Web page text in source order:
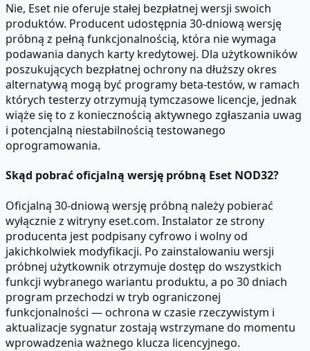
Nie, Eset nie oferuje stałej bezpłatnej wersji swoich
produktów. Producent udostępnia 30-dniową wersję
próbną z pełną funkcjonalnością, która nie wymaga
podawania danych karty kredytowej. Dla użytkowników
poszukujących bezpłatnej ochrony na dłuższy okres
alternatywą mogą być programy beta-testów, w ramach
których testerzy otrzymują tymczasowe licencje, jednak
wiąże się to z koniecznością aktywnego zgłaszania uwag
i potencjalną niestabilnością testowanego
oprogramowania.
Skąd pobrać oficjalną wersję próbną Eset NOD32?
Oficjalną 30-dniową wersję próbną należy pobierać
wyłącznie z witryny eset.com. Instalator ze strony
producenta jest podpisany cyfrowo i wolny od
jakichkolwiek modyfikacji. Po zainstalowaniu wersji
próbnej użytkownik otrzymuje dostęp do wszystkich
funkcji wybranego wariantu produktu, a po 30 dniach
program przechodzi w tryb ograniczonej
funkcjonalności — ochrona w czasie rzeczywistym i
aktualizacje sygnatur zostają wstrzymane do momentu
wprowadzenia ważnego klucza licencyjnego.